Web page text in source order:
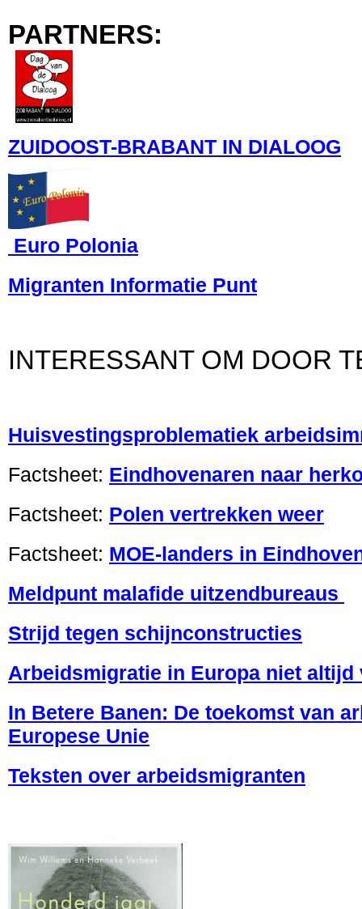
PARTNERS:
ZUIDOOST-BRABANT IN DIALOOG
Euro Polonia
Migranten Informatie Punt
INTERESSANT OM DOOR
Huisvestingsproblematiek
Factsheet: Eindhovenaren naar
Factsheet: Polen vertrekken weer
Factsheet: MOE-landers in
Meldpunt malafide uitzendbureaus
Strijd tegen schijnconstructies
Arbeidsmigratie in Europa niet altijd
In Betere Banen: De toekomst van
Europese Unie
Teksten over arbeidsmigranten